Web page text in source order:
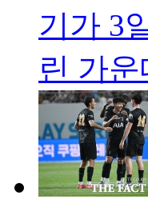
기가 3
린 가